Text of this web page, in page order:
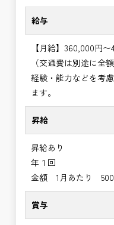
給与
【月給】360,000円
（交通費は別途に全額
経験・能力などを考
ます。
昇給
昇給あり
年１回
金額 1月あたり
賞与